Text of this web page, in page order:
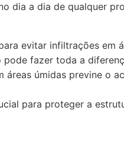
dia a dia de qualquer
evitar infiltrações em
pode fazer toda a
áreas úmidas previne o
para proteger a